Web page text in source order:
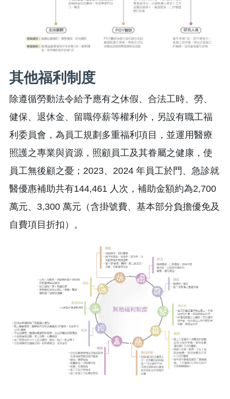
其他福利制度
除遵循勞動法令給予應有之休假、合法工時、勞、
健保、退休金、留職停薪等權利外，另設有職工福
利委員會，為員工規劃多重福利項目，並運用醫療
照護之專業與資源，照顧員工及其眷屬之健康，使
員工無後顧之憂；2023、2024 年員工於門、急診就
醫優惠補助共有144,461 人次，補助金額約為2,700
萬元、3,300 萬元（含掛號費、基本部分負擔優免及
自費項目折扣）。